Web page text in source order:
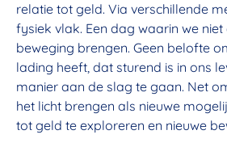
relatie tot geld. Via verschillende
fysiek vlak. Een dag waarin we
beweging brengen. Geen belofte
lading heeft, dat sturend is in ons
manier aan de slag te gaan. Net
het licht brengen als nieuwe
tot geld te exploreren en nieuwe